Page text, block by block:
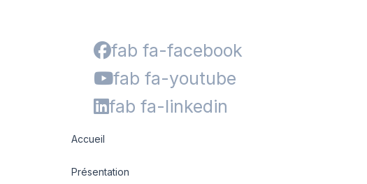
fab fa-facebook
fab fa-youtube
fab fa-linkedin
Accueil
Présentation